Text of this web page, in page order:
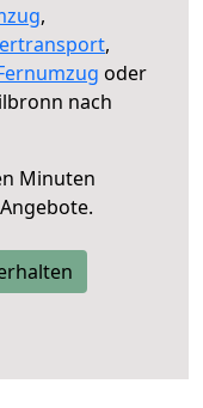
,
,
oder
nach
Minuten